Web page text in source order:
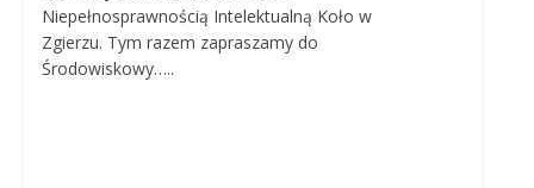
Niepełnosprawnością Intelektualną Koło w
Zgierzu. Tym razem zapraszamy do
Środowiskowy…..